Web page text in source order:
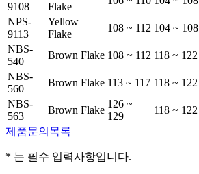
9108
Flake
NPS-
9113
Yellow
Flake
108 ~ 112 104 ~ 108
NBS-
540
Brown Flake 108 ~ 112 118 ~ 122
NBS-
560
Brown Flake 113 ~ 117 118 ~ 122
NBS-
563
Brown Flake
126 ~
129
118 ~ 122
제품문의 목록
* 는 필수 입력사항입니다.